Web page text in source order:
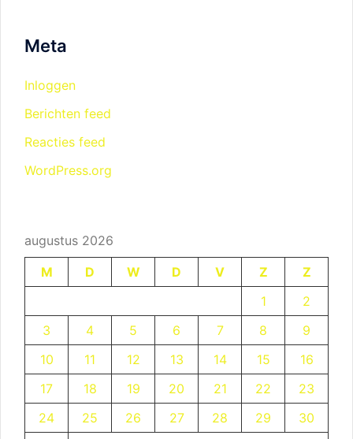
Meta
Inloggen
Berichten feed
Reacties feed
WordPress.org
augustus 2026
M
D W D V Z
Z
1
2
3
4 5 6 7 8
9
10
11 12 13 14 15
16
17
18 19 20 21 22
23
24
25 26 27 28 29 30